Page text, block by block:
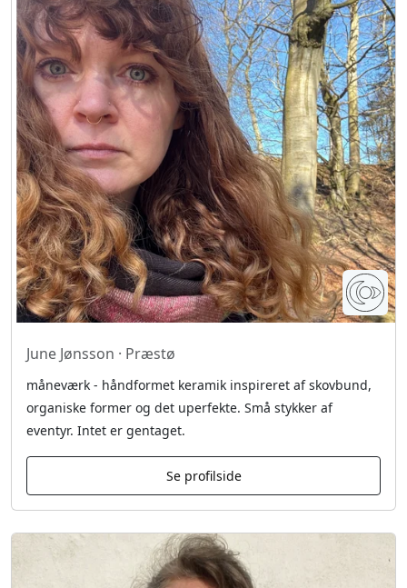
June Jønsson · Præstø
måneværk - håndformet keramik inspireret af skovbund,
organiske former og det uperfekte. Små stykker af
eventyr. Intet er gentaget.
Se profilside